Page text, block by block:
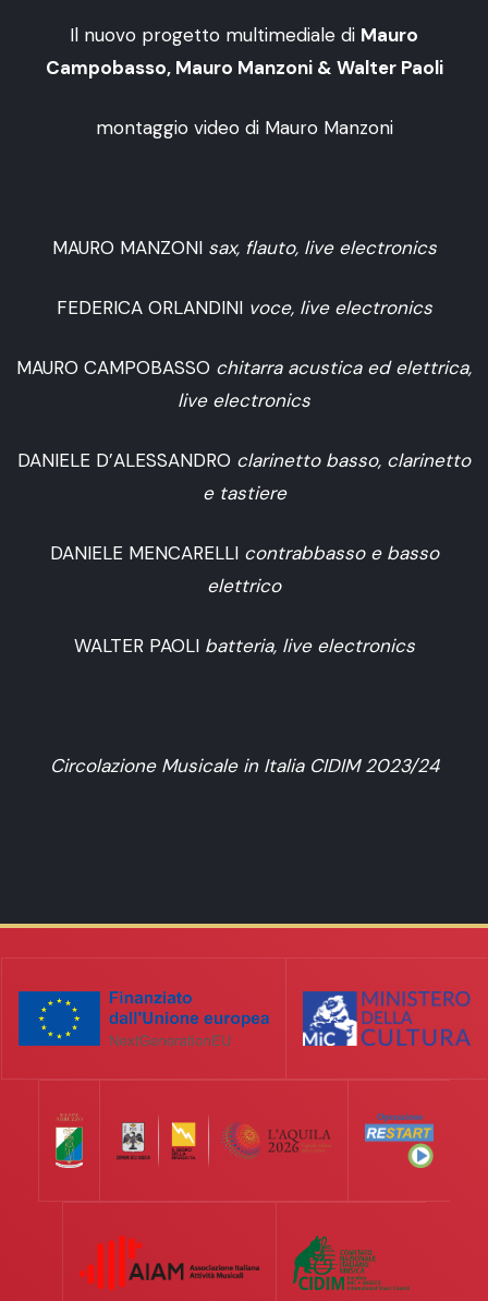
Il nuovo progetto multimediale di Mauro
Campobasso, Mauro Manzoni & Walter Paoli
montaggio video di Mauro Manzoni
MAURO MANZONIsax, flauto, live electronics
FEDERICA ORLANDINIvoce, live electronics
MAURO CAMPOBASSO chitarra acustica ed elettrica,
live electronics
DANIELE D’ALESSANDRO clarinetto basso, clarinetto
e tastiere
DANIELE MENCARELLIcontrabbasso e basso
elettrico
WALTER PAOLIbatteria, live electronics
Circolazione Musicale in Italia CIDIM 2023/24